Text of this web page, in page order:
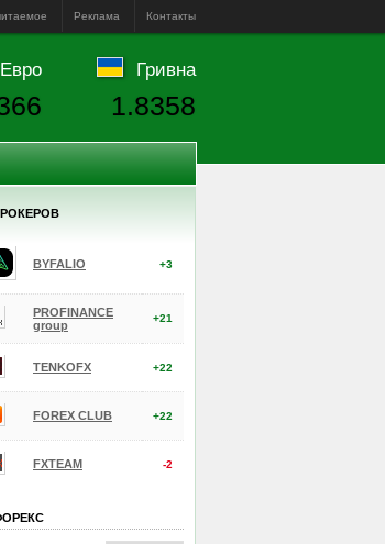
Реклама Контакты
BYFALIO +3
PROFINANCE
group
+21
TENKOFX +22
FOREX CLUB +22
FXTEAM -2
Евро Гривна
1.8358